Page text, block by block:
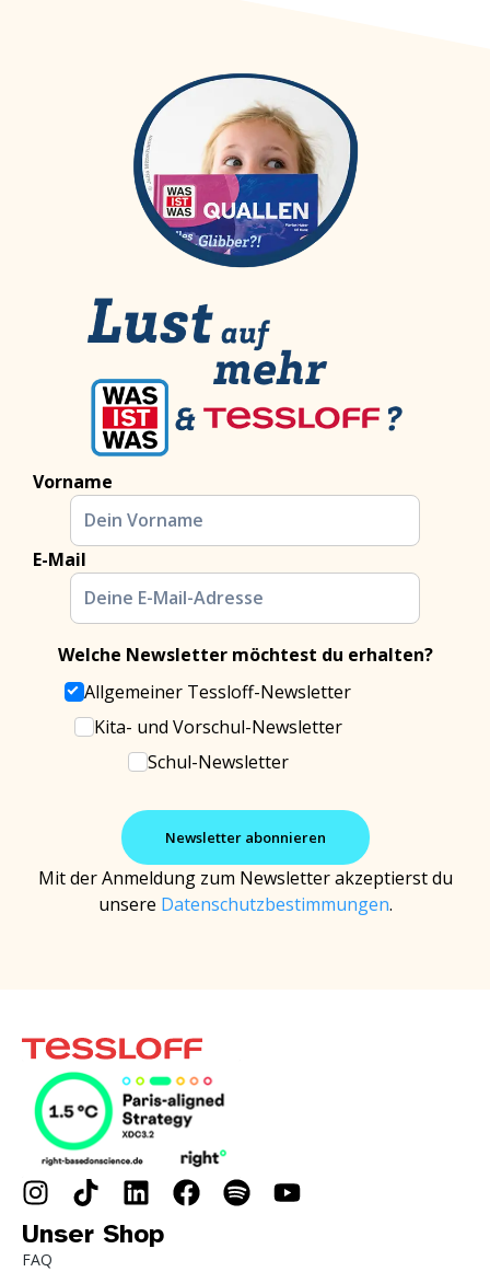
Vorname
E-Mail
Welche Newsletter möchtest du erhalten?
Allgemeiner Tessloff-Newsletter
Kita- und Vorschul-Newsletter
Schul-Newsletter
Mit der Anmeldung zum Newsletter akzeptierst du
unsere Datenschutzbestimmungen.
Unser Shop
FAQ